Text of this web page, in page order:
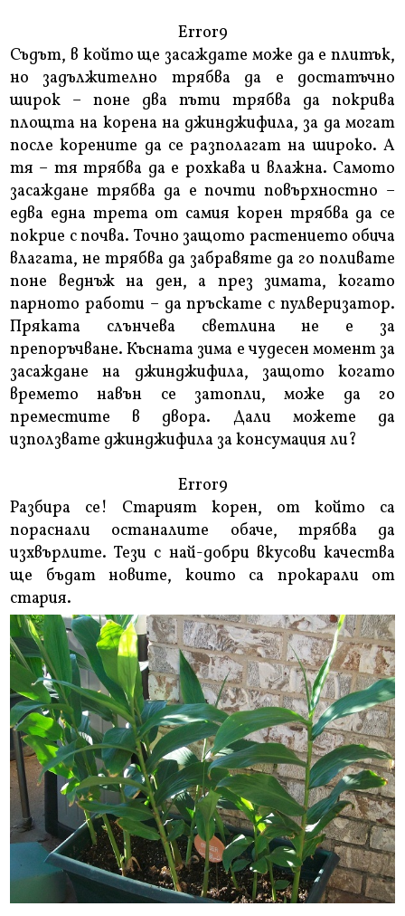
Error9
Съдът, в който ще засаждате може да е плитък,
но задължително трябва да е достатъчно
широк – поне два пъти трябва да покрива
площта на корена на джинджифила, за да могат
после корените да се разполагат на широко. А
тя – тя трябва да е рохкава и влажна. Самото
засаждане трябва да е почти повърхностно –
едва една трета от самия корен трябва да се
покрие с почва. Точно защото растението обича
влагата, не трябва да забравяте да го поливате
поне веднъж на ден, а през зимата, когато
парното работи – да пръскате с пулверизатор.
Пряката слънчева светлина не е за
препоръчване. Късната зима е чудесен момент за
засаждане на джинджифила, защото когато
времето навън се затопли, може да го
преместите в двора. Дали можете да
използвате джинджифила за консумация ли?
Error9
Разбира се! Старият корен, от който са
пораснали останалите обаче, трябва да
изхвърлите. Тези с най-добри вкусови качества
ще бъдат новите, които са прокарали от
стария.